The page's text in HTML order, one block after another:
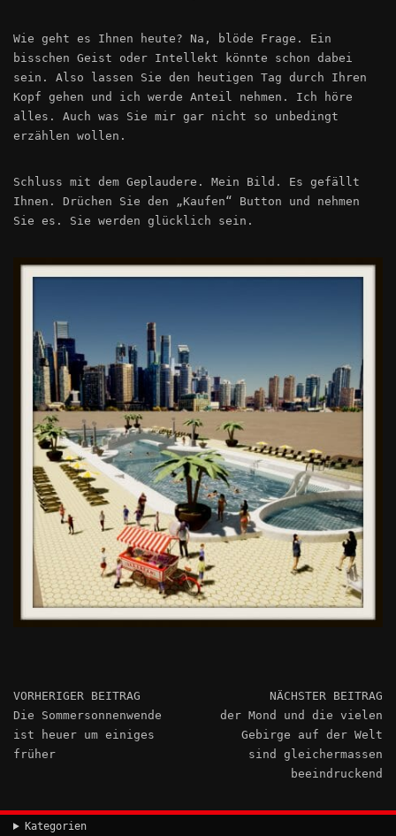
Wie geht es Ihnen heute? Na, blöde Frage. Ein
bisschen Geist oder Intellekt könnte schon dabei
sein. Also lassen Sie den heutigen Tag durch Ihren
Kopf gehen und ich werde Anteil nehmen. Ich höre
alles. Auch was Sie mir gar nicht so unbedingt
erzählen wollen.
Schluss mit dem Geplaudere. Mein Bild. Es gefällt
Ihnen. Drüchen Sie den „Kaufen“ Button und nehmen
Sie es. Sie werden glücklich sein.
VORHERIGER BEITRAG
Die Sommersonnenwende
ist heuer um einiges
früher
NÄCHSTER BEITRAG
der Mond und die vielen
Gebirge auf der Welt
sind gleichermassen
beeindruckend
Kategorien